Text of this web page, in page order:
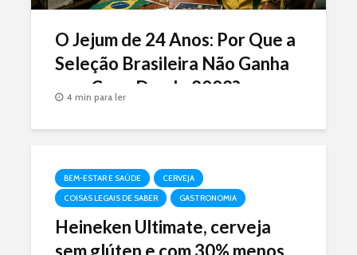
O Jejum de 24 Anos: Por Que a
Seleção Brasileira Não Ganha
uma Copa Desde 2002?
4 min para ler
BEM-ESTAR E SAÚDE
CERVEJA
COISAS LEGAIS DE SABER
GASTRONOMIA
Heineken Ultimate, cerveja
sem glúten e com 30% menos